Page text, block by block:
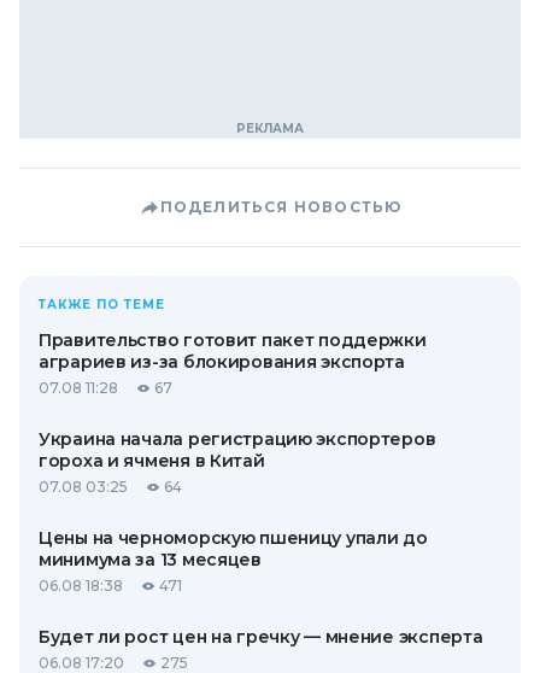
ПОДЕЛИТЬСЯ НОВОСТЬЮ
ТАКЖЕ ПО ТЕМЕ
Правительство готовит пакет поддержки
аграриев из-за блокирования экспорта
07.08 11:28 67
Украина начала регистрацию экспортеров
гороха и ячменя в Китай
07.08 03:25 64
Цены на черноморскую пшеницу упали до
минимума за 13 месяцев
06.08 18:38 471
Будет ли рост цен на гречку — мнение эксперта
06.08 17:20 275